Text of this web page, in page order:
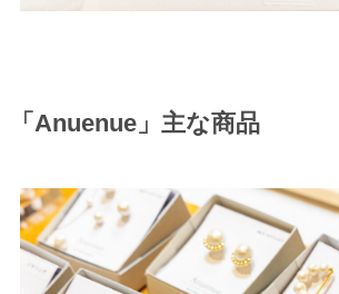
「Anuenue」主な商品